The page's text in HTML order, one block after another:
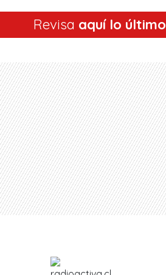
Revisa aquí lo último